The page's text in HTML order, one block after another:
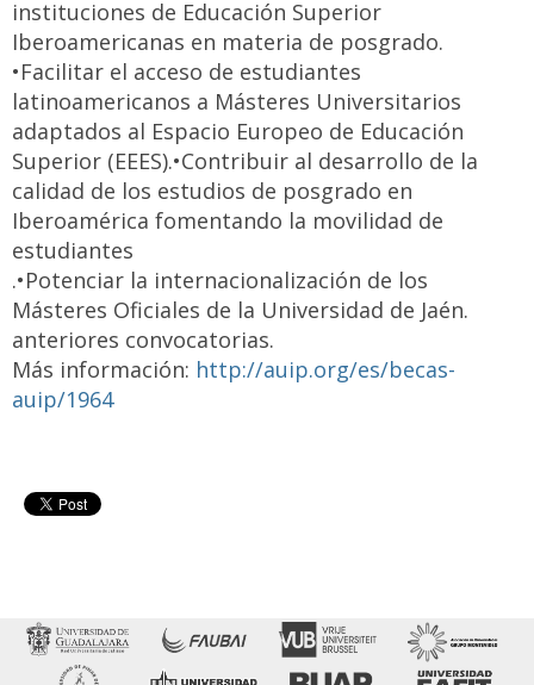
instituciones de Educación Superior
Iberoamericanas en materia de posgrado.
•Facilitar el acceso de estudiantes
latinoamericanos a Másteres Universitarios
adaptados al Espacio Europeo de Educación
Superior (EEES).•Contribuir al desarrollo de la
calidad de los estudios de posgrado en
Iberoamérica fomentando la movilidad de
estudiantes
.•Potenciar la internacionalización de los
Másteres Oficiales de la Universidad de Jaén.
anteriores convocatorias.
Más información: http://auip.org/es/becas-
auip/1964